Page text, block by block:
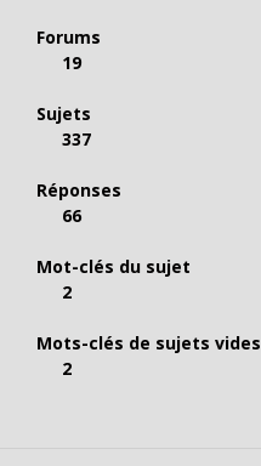
Forums
19
Sujets
337
Réponses
66
Mot-clés du sujet
2
Mots-clés de sujets vides
2